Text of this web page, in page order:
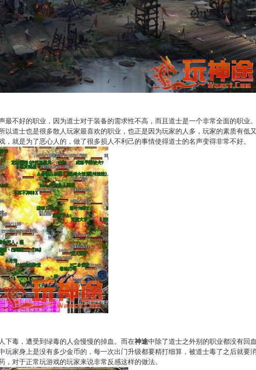
最不好的职业，因为道士对于装备的需求性不高，而且道士是一个非常全面的职业
以道士也是很多散人玩家最喜欢的职业，也正是因为玩家的人多，玩家的素质有低
，就是为了恶心人的，做了很多损人不利己的事情使得道士的名声变得非常不好。
下毒，遭受到绿毒的人会慢慢的掉血。而在神途中除了道士之外别的职业都没有回
玩家身上是没有多少金币的，每一次出门升级都要精打细算，被道士毒了之后就要
对于正常玩游戏的玩家来说非常反感这样的做法。